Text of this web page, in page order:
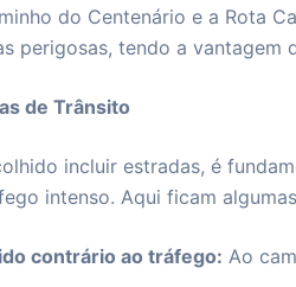
do Centenário e a Rota
perigosas, tendo a vantagem
de Trânsito
incluir estradas, é
intenso. Aqui ficam
contrário ao tráfego: Ao